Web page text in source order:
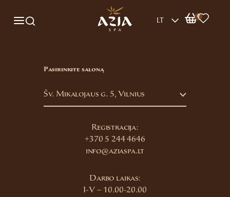
LT
0
Pasirinkite saloną
Šv. Mikalojaus g. 5, Vilnius
Registracija:
+370 5 244 4646
info@aziaspa.lt
Darbo laikas:
I-V – 10.00-20.00